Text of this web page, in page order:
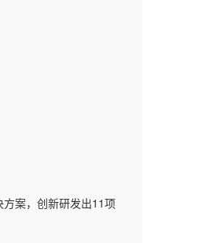
案，创新研发出11 项